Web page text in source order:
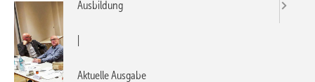
Ausbildung
Aktuelle Ausgabe